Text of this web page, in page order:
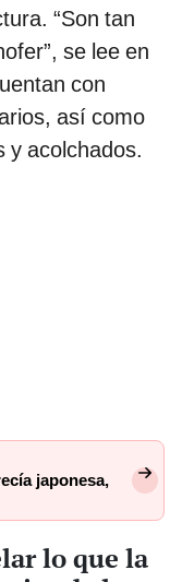
“Son tan
se lee en
con
así como
y acolchados.
japonesa,
lo que la